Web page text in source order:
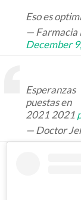
Eso es
— Farmacia
December
Esperanzas
puestas en
2021 2021
— Doctor